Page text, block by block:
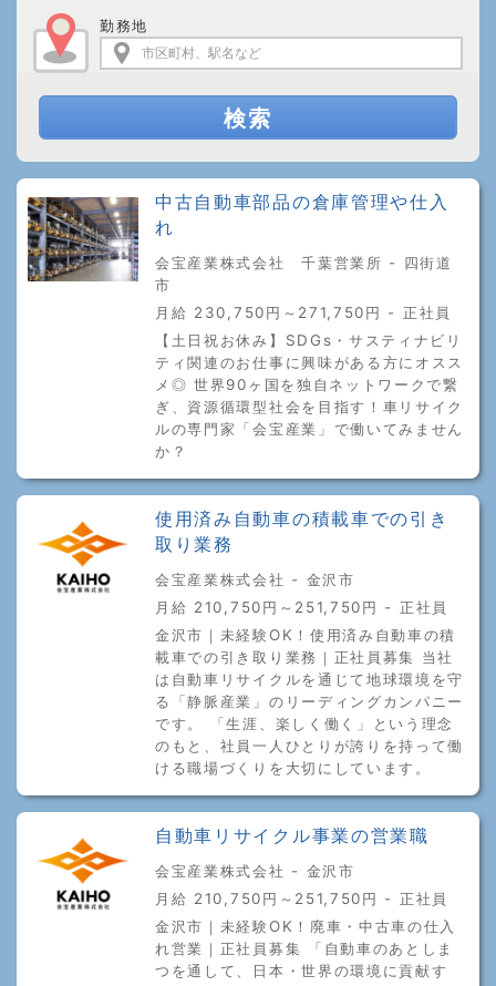
勤務地
検索
中古自動車部品の倉庫管理や仕入
れ
会宝産業株式会社 千葉営業所 - 四街道
市
月給 230,750円～271,750円 - 正社員
【土日祝お休み】SDGs・サスティナビリ
ティ関連のお仕事に興味がある方にオスス
メ◎ 世界90ヶ国を独自ネットワークで繋
ぎ、資源循環型社会を目指す！車リサイク
ルの専門家「会宝産業」で働いてみません
か？
使用済み自動車の積載車での引き
取り業務
会宝産業株式会社 - 金沢市
月給 210,750円～251,750円 - 正社員
金沢市｜未経験OK！使用済み自動車の積
載車での引き取り業務｜正社員募集 当社
は自動車リサイクルを通じて地球環境を守
る「静脈産業」のリーディングカンパニー
です。 「生涯、楽しく働く」という理念
のもと、社員一人ひとりが誇りを持って働
ける職場づくりを大切にしています。
自動車リサイクル事業の営業職
会宝産業株式会社 - 金沢市
月給 210,750円～251,750円 - 正社員
金沢市｜未経験OK！廃車・中古車の仕入
れ営業｜正社員募集 「自動車のあとしま
つを通して、日本・世界の環境に貢献す